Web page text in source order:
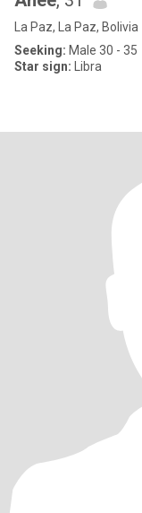
La Paz, La Paz, Bolivia
Seeking: Male 30 - 35
Star sign: Libra